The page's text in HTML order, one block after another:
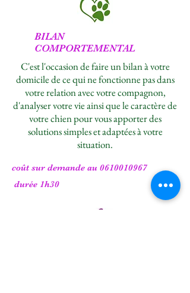
BILAN
COMPORTEMENTAL
C'est l'occasion de faire un bilan à votre
domicile de ce qui ne fonctionne pas dans
votre relation avec votre compagnon,
d'analyser votre vie ainsi que le caractère de
votre chien pour vous apporter des
solutions simples et adaptées à votre
situation.
coût sur demande au 0610010967
durée 1h30